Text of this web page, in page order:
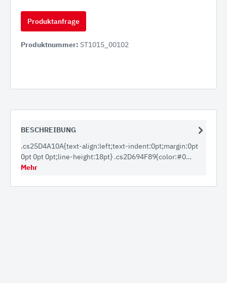
Produktanfrage
Produktnummer: ST1015_00102
BESCHREIBUNG
.cs25D4A10A{text-align:left;text-indent:0pt;margin:0pt
0pt 0pt 0pt;line-height:18pt} .cs2D694F89{color:#0…
Mehr